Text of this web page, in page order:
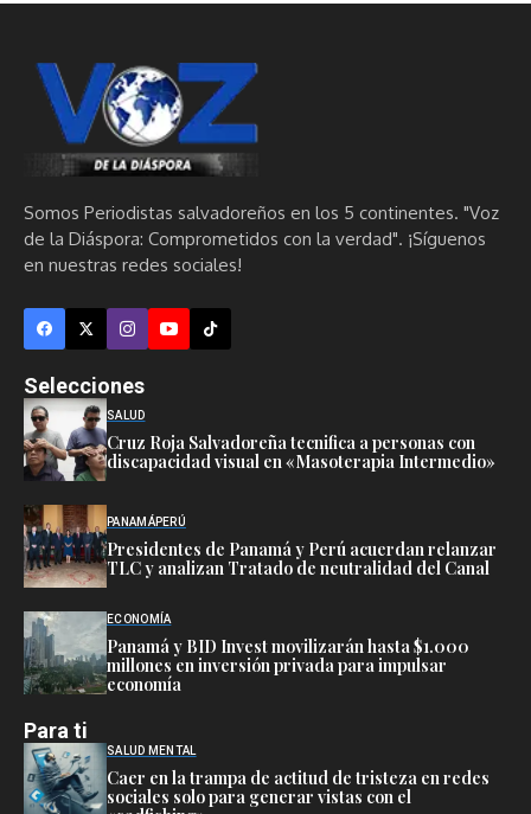
Somos Periodistas salvadoreños en los 5 continentes. "Voz
de la Diáspora: Comprometidos con la verdad". ¡Síguenos
en nuestras redes sociales!
Selecciones
SALUD
Cruz Roja Salvadoreña tecnifica a personas con
discapacidad visual en «Masoterapia Intermedio»
PANAMÁPERÚ
Presidentes de Panamá y Perú acuerdan relanzar
TLC y analizan Tratado de neutralidad del Canal
ECONOMÍA
Panamá y BID Invest movilizarán hasta $1.000
millones en inversión privada para impulsar
economía
Para ti
SALUD MENTAL
Caer en la trampa de actitud de tristeza en redes
sociales solo para generar vistas con el